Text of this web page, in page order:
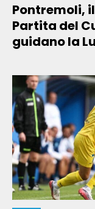
Pontremoli,
Partita del
guidano la